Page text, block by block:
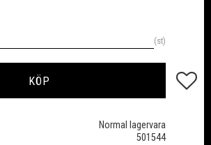
st
KÖP Lägg
Normal lagervara
501544